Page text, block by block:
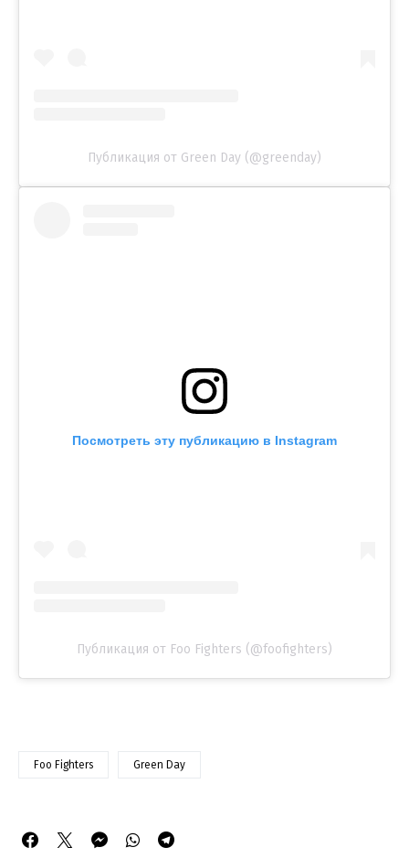
Публикация от Green Day (@greenday)
Посмотреть эту публикацию в Instagram
Публикация от Foo Fighters (@foofighters)
Foo Fighters Green Day